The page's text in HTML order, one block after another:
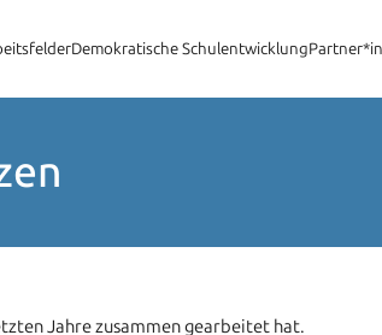
Demokratische Schulentwicklung
Jahre zusammen gearbeitet hat.